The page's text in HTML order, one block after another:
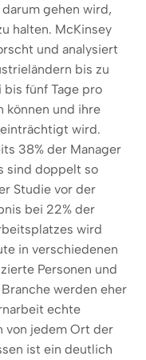
gehen wird,
halten. McKinsey
und analysiert
bis zu
fünf Tage pro
können und ihre
wird.
38% der Manager
sind doppelt so
Studie vor der
bei 22% der
wird
in verschiedenen
Personen und
werden eher
echte
von jedem Ort der
ist ein deutlich